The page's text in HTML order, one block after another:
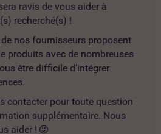
ravis de vous aider à
recherché(s) !
nos fournisseurs proposent
produits avec de nombreuses
être difficile d’intégrer
contacter pour toute question
supplémentaire. Nous
aider !